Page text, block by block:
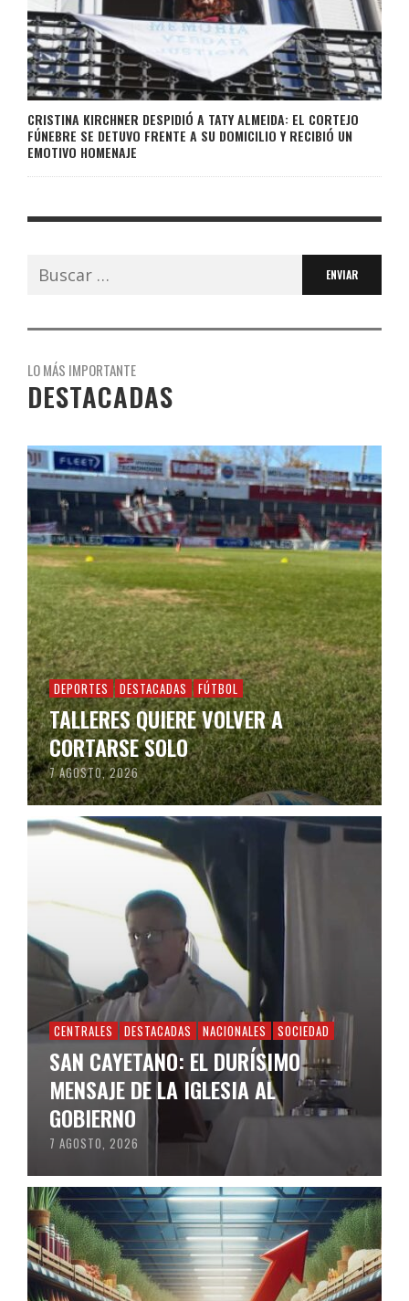
CRISTINA KIRCHNER DESPIDIÓ A TATY ALMEIDA: EL CORTEJO
FÚNEBRE SE DETUVO FRENTE A SU DOMICILIO Y RECIBIÓ UN
EMOTIVO HOMENAJE
Buscar:
LO MÁS IMPORTANTE
DESTACADAS
DEPORTES DESTACADAS FÚTBOL
TALLERES QUIERE VOLVER A
CORTARSE SOLO
7 AGOSTO, 2026
CENTRALES DESTACADAS NACIONALES SOCIEDAD
SAN CAYETANO: EL DURÍSIMO
MENSAJE DE LA IGLESIA AL
GOBIERNO
7 AGOSTO, 2026